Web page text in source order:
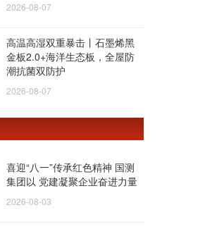
2026-08-07
高温高湿双重暴击丨石墨烯黑
金板2.0+海洋生态板，全屋防
潮抗菌双防护
2026-08-07
喜迎“八一”传承红色精神 国测
集团以 党建凝聚企业奋进力量
2026-08-03